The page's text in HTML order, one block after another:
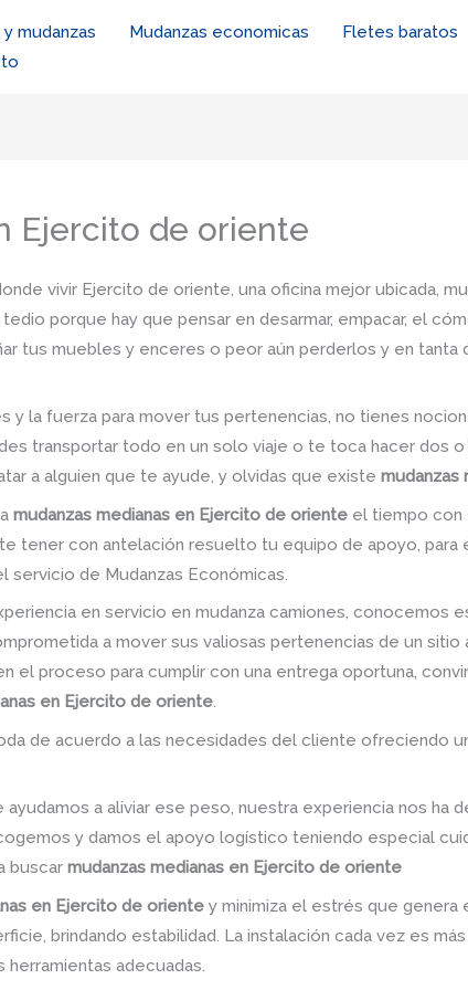
mudanzas Mudanzas economicas Fletes baratos
Ejercito de oriente
vivir Ejercito de oriente, una oficina mejor ubicada,
porque hay que pensar en desarmar, empacar, el
tus muebles y enceres o peor aún perderlos y en tanta
y la fuerza para mover tus pertenencias, no tienes
transportar todo en un solo viaje o te toca hacer dos
a alguien que te ayude, y olvidas que existe mudanzas
mudanzas medianas en Ejercito de oriente el tiempo con
tener con antelación resuelto tu equipo de apoyo,
servicio de Mudanzas Económicas.
en servicio en mudanza camiones, conocemos
a mover sus valiosas pertenencias de un
el proceso para cumplir con una entrega oportuna,
en Ejercito de oriente.
de acuerdo a las necesidades del cliente ofreciendo
ayudamos a aliviar ese peso, nuestra experiencia nos ha
y damos el apoyo logístico teniendo especial
buscar mudanzas medianas en Ejercito de oriente
en Ejercito de oriente y minimiza el estrés que genera
brindando estabilidad. La instalación cada vez es
adecuadas.